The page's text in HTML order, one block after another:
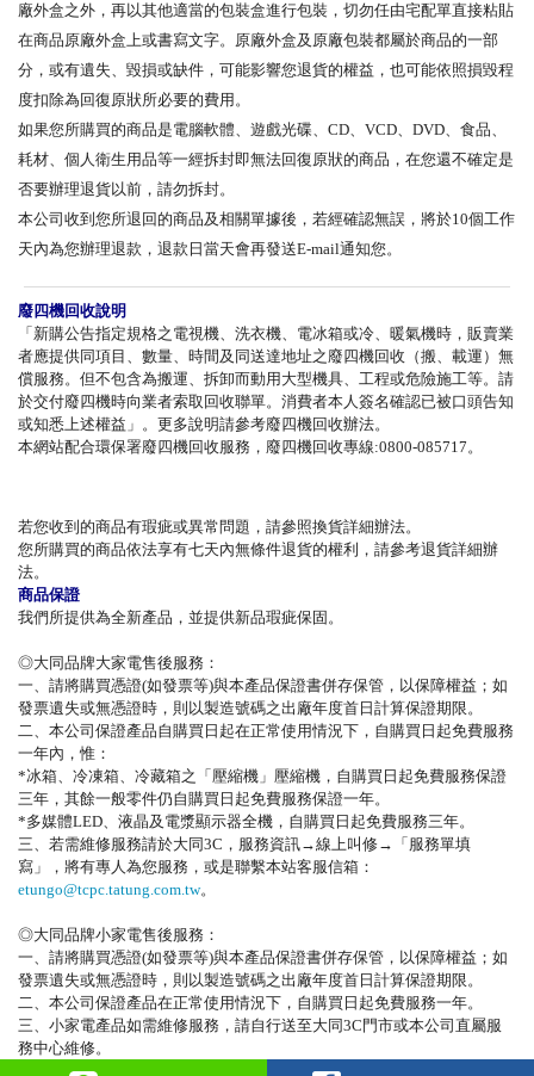
廠外盒之外，再以其他適當的包裝盒進行包裝，切勿任由宅配單直接粘貼
在商品原廠外盒上或書寫文字。原廠外盒及原廠包裝都屬於商品的一部
分，或有遺失、毀損或缺件，可能影響您退貨的權益，也可能依照損毀程
度扣除為回復原狀所必要的費用。
如果您所購買的商品是電腦軟體、遊戲光碟、CD、VCD、DVD、食品、
耗材、個人衛生用品等一經拆封即無法回復原狀的商品，在您還不確定是
否要辦理退貨以前，請勿拆封。
本公司收到您所退回的商品及相關單據後，若經確認無誤，將於10個工作
天內為您辦理退款，退款日當天會再發送E-mail通知您。
廢四機回收說明
「新購公告指定規格之電視機、洗衣機、電冰箱或冷、暖氣機時，販賣業
者應提供同項目、數量、時間及同送達地址之廢四機回收（搬、載運）無
償服務。但不包含為搬運、拆卸而動用大型機具、工程或危險施工等。請
於交付廢四機時向業者索取回收聯單。消費者本人簽名確認已被口頭告知
或知悉上述權益」。更多說明請參考廢四機回收辦法。
本網站配合環保署廢四機回收服務，廢四機回收專線:0800-085717。
若您收到的商品有瑕疵或異常問題，請參照換貨詳細辦法。
您所購買的商品依法享有七天內無條件退貨的權利，請參考退貨詳細辦
法。
商品保證
我們所提供為全新產品，並提供新品瑕疵保固。
◎大同品牌大家電售後服務：
一、請將購買憑證(如發票等)與本產品保證書併存保管，以保障權益；如
發票遺失或無憑證時，則以製造號碼之出廠年度首日計算保證期限。
二、本公司保證產品自購買日起在正常使用情況下，自購買日起免費服務
一年內，惟：
*冰箱、冷凍箱、冷藏箱之「壓縮機」壓縮機，自購買日起免費服務保證
三年，其餘一般零件仍自購買日起免費服務保證一年。
*多媒體LED、液晶及電漿顯示器全機，自購買日起免費服務三年。
三、若需維修服務請於大同3C，服務資訊→線上叫修→「服務單填
寫」，將有專人為您服務， 或是聯繫本站客服信箱：
etungo@tcpc.tatung.com.tw。
◎大同品牌小家電售後服務：
一、請將購買憑證(如發票等)與本產品保證書併存保管，以保障權益；如
發票遺失或無憑證時，則以製造號碼之出廠年度首日計算保證期限。
二、本公司保證產品在正常使用情況下，自購買日起免費服務一年。
三、小家電產品如需維修服務，請自行送至大同3C門市或本公司直屬服
務中心維修。